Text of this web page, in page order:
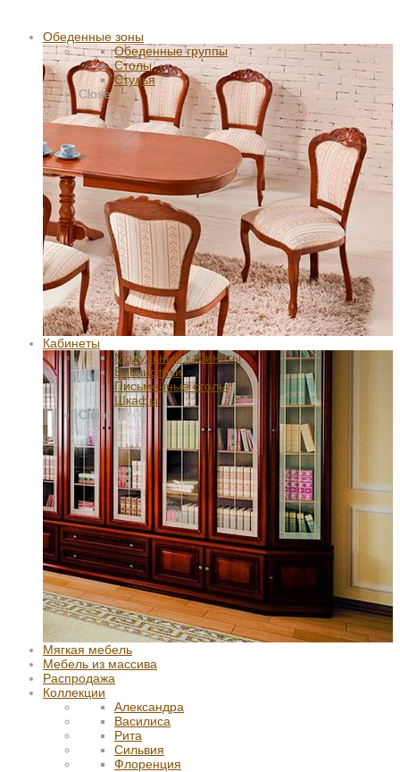
Обеденные зоны
Обеденные группы
Столы
Стулья
Close
Кабинеты
Модульные кабинеты
Библиотеки
Письменные столы
Шкафы
Close
Мягкая мебель
Мебель из массива
Распродажа
Коллекции
Александра
Василиса
Рита
Сильвия
Флоренция